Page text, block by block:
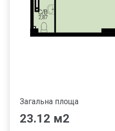
Загальна площа
23.12 м2